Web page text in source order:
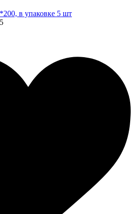
в упаковке 5 шт